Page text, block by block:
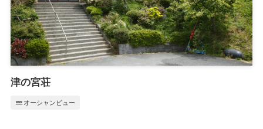
津の宮荘
water オーシャンビュー